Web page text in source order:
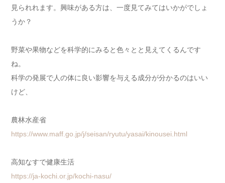
見られれます。興味がある方は、一度見てみてはいかがでしょ
うか？
野菜や果物などを科学的にみると色々とと見えてくるんです
ね。
科学の発展で人の体に良い影響を与える成分が分かるのはいい
けど、
農林水産省
https://www.maff.go.jp/j/seisan/ryutu/yasai/kinousei.html
高知なすで健康生活
https://ja-kochi.or.jp/kochi-nasu/